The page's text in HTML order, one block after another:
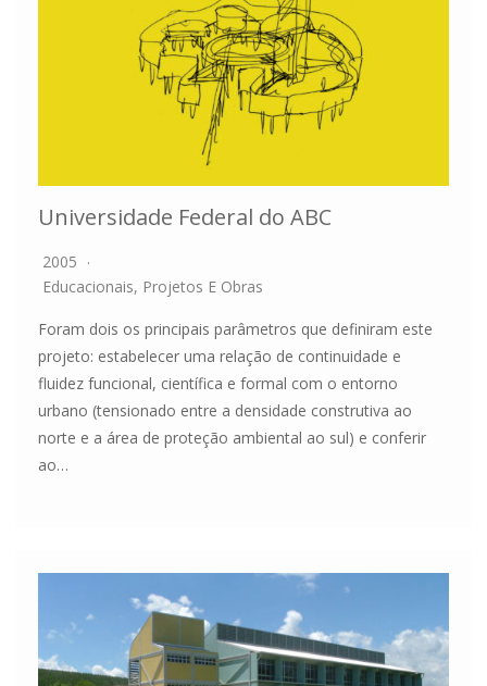
Universidade Federal do ABC
2005
Educacionais, Projetos E Obras
Foram dois os principais parâmetros que definiram este
projeto: estabelecer uma relação de continuidade e
fluidez funcional, científica e formal com o entorno
urbano (tensionado entre a densidade construtiva ao
norte e a área de proteção ambiental ao sul) e conferir
ao…